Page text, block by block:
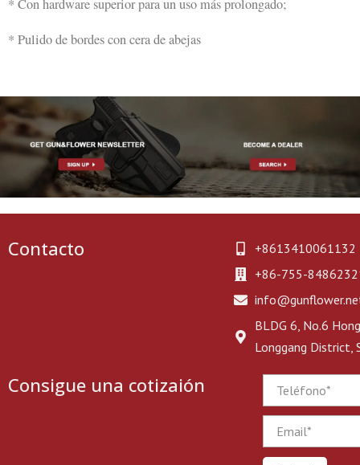
* Con hardware superior para un uso más prolongado;
* Pulido de bordes con cera de abejas
Contacto
+8613410061132
+86-755-
BLDG 6, No.6
Longgang District,
Consigue una cotizaión